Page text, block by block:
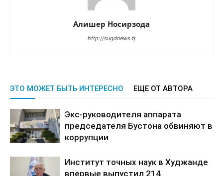
Алишер Носирзода
http://sugdnews.tj
ЭТО МОЖЕТ БЫТЬ ИНТЕРЕСНО ЕЩЕ ОТ АВТОРА
Экс-руководителя аппарата
председателя Бустона обвиняют в
коррупции
Институт точных наук в Худжанде
впервые выпустил 214